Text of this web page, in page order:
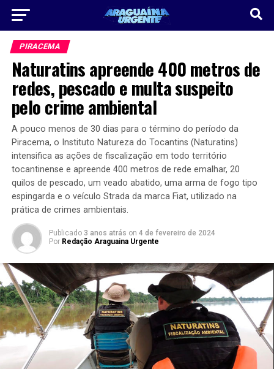
PIRACEMA
Naturatins apreende 400 metros de
redes, pescado e multa suspeito
pelo crime ambiental
A pouco menos de 30 dias para o término do período da
Piracema, o Instituto Natureza do Tocantins (Naturatins)
intensifica as ações de fiscalização em todo território
tocantinense e apreende 400 metros de rede emalhar, 20
quilos de pescado, um veado abatido, uma arma de fogo tipo
espingarda e o veículo Strada da marca Fiat, utilizado na
prática de crimes ambientais.
Publicado 3 anos atrás on 4 de fevereiro de 2024
Por Redação Araguaina Urgente